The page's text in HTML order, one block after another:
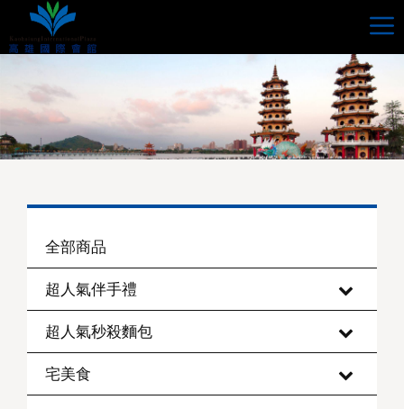
至
主
內
容
全部商品
–
超人氣伴手禮
–
超人氣秒殺麵包
–
宅美食
–